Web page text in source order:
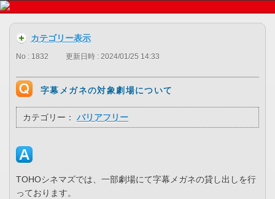
カテゴリー表示
No : 1832 更新日時 : 2024/01/25 14:33
字幕メガネの対象劇場について
カテゴリー： バリアフリー
TOHOシネマズでは、一部劇場にて字幕メガネの貸し出しを行
っております。